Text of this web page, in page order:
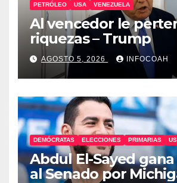
PETRÓLEO USA VENEZUELA
Al vencedor le
riquezas – Trump
AGOSTO 5, 2026 INFOCOAH
DEMÓCRATAS ELECCIONES PRIMARIAS
Abdul El-Sayed
al Senado por